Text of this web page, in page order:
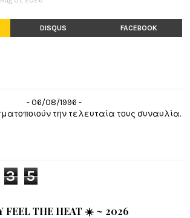
DISQUS FACEBOOK
- 06/08/1996 -
την τελευταία τους συναυλία.
3 5
FEEL THE HEAT ☀️ ~ 2026